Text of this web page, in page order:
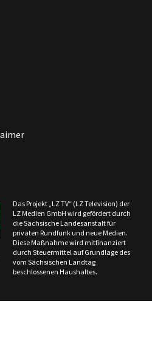
Das Projekt „LZ TV“ (LZ Television) der
LZ Medien GmbH wird gefördert durch
die Sächsische Landesanstalt für
privaten Rundfunk und neue Medien.
Diese Maßnahme wird mitfinanziert
durch Steuermittel auf Grundlage des
vom Sächsischen Landtag
beschlossenen Haushaltes.